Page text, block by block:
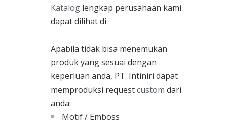
Katalog lengkap perusahaan kami
dapat dilihat di
Apabila tidak bisa menemukan
produk yang sesuai dengan
keperluan anda, PT. Intiniri dapat
memproduksi requestcustom dari
anda:
Motif / Emboss